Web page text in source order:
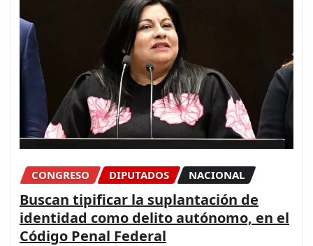
CONGRESO DIPUTADOS NACIONAL
Buscan tipificar la suplantación de
identidad como delito autónomo, en el
Código Penal Federal